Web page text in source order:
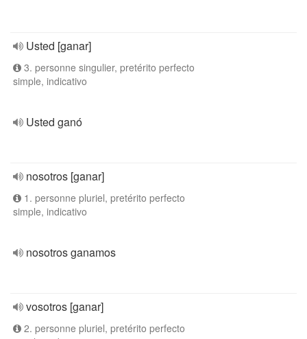
Usted [ganar]
3. personne singulier, pretérito perfecto
simple, indicativo
Usted ganó
nosotros [ganar]
1. personne pluriel, pretérito perfecto
simple, indicativo
nosotros ganamos
vosotros [ganar]
2. personne pluriel, pretérito perfecto